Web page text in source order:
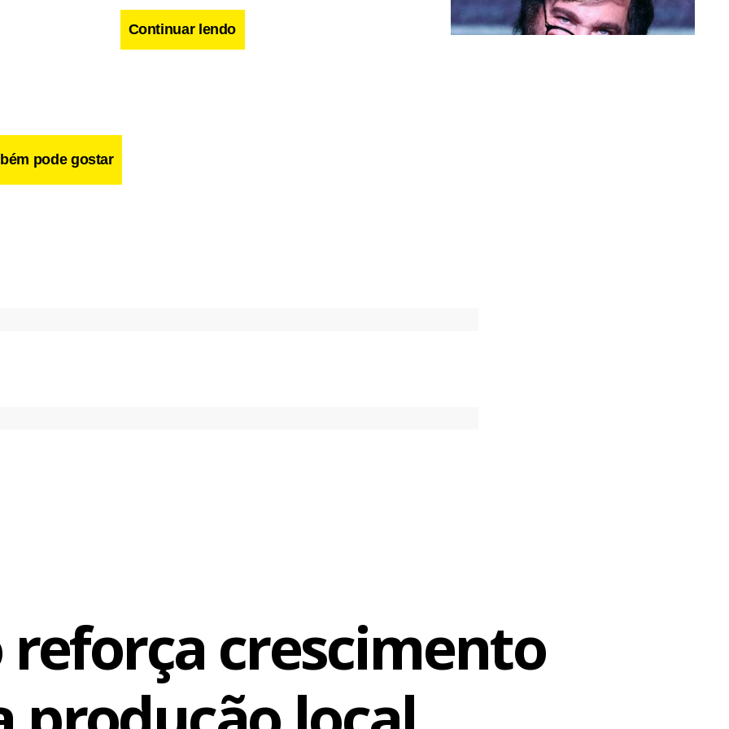
e remasterizado. A sessão especial será dia 26 de novembro, às
curtas que disputam os prêmios, a produção brasiliense concorre ao
O filme está em fase final de mixagem e custou R$ 1 milhão. “É um
vai da década de 60 até os dias de hoje”, conta.
Continuar lendo
pode gostar
reforça crescimento